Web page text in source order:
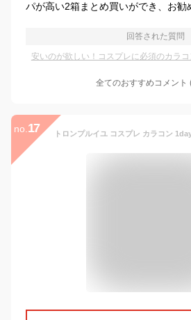
パが高い2箱まとめ買いができ、お勧
回答された質問
安いのが欲しい！コスプレに必須のカラ
全てのおすすめコメント
no. 17